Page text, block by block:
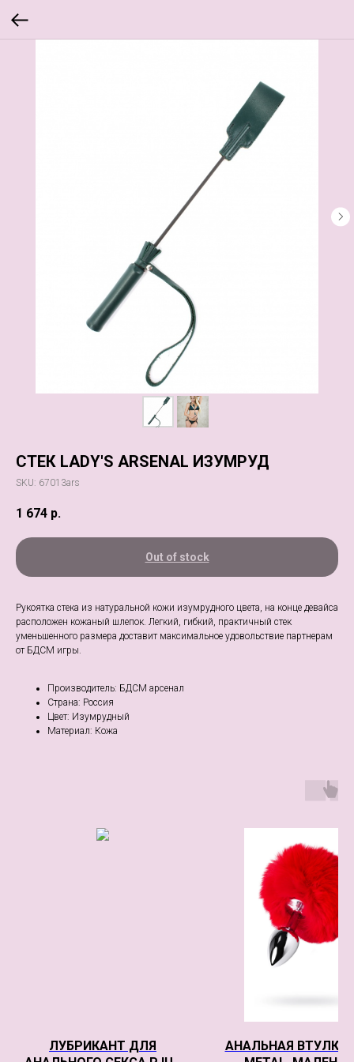
СТЕК LADY'S ARSENAL ИЗУМРУД
SKU: 67013ars
1 674 р.
Out of stock
Рукоятка стека из натуральной кожи изумрудного цвета, на конце девайса
расположен кожаный шлепок. Легкий, гибкий, практичный стек
уменьшенного размера доставит максимальное удовольствие партнерам
от БДСМ игры.
Производитель: БДСМ арсенал
Страна: Россия
Цвет: Изумрудный
Материал: Кожа
ЛУБРИКАНТ ДЛЯ
АНАЛЬНАЯ ВТУЛКА